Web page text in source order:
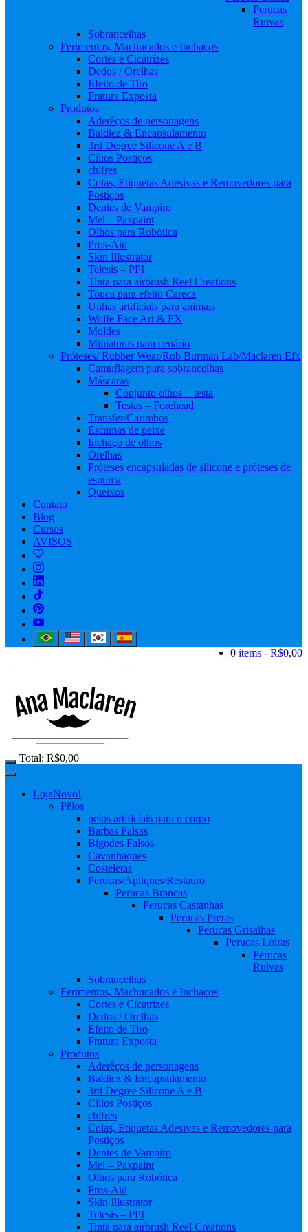
Perucas
Ruivas
Sobrancelhas
Ferimentos, Machucados e Inchaços
Cortes e Cicatrizes
Dedos / Orelhas
Efeito de Tiro
Fratura Exposta
Produtos
Aderêços de personagens
Baldiez & Encapsulamento
3rd Degree Silicone A e B
Cílios Postiços
chifres
Colas, Etiquetas Adesivas e Removedores para
Postiços
Dentes de Vampiro
Mel – Paxpaint
Olhos para Robótica
Pros-Aid
Skin Illustrator
Telesis – PPI
Tinta para airbrush Reel Creations
Touca para efeito Careca
Unhas artificiais para animais
Wolfe Face Art & FX
Moldes
Miniaturas para cenário
Próteses/ Rubber Wear/Rob Burman Lab/Maclaren Efx
Camuflagem para sobrancelhas
Máscaras
Conjunto olhos + testa
Testas – Forehead
Transfer/Carimbos
Escamas de peixe
Inchaço de olhos
Orelhas
Próteses encapsuladas de silicone e próteses de
espuma
Queixos
Contato
Blog
Cursos
AVISOS
0 items R$0,00
Total: R$0,00
LojaNovo!
Pêlos
pelos artificiais para o corpo
Barbas Falsas
Bigodes Falsos
Cavanhaques
Costeletas
Perucas/Apliques/Restauro
Perucas Brancas
Perucas Castanhas
Perucas Pretas
Perucas Grisalhas
Perucas Loiras
Perucas
Ruivas
Sobrancelhas
Ferimentos, Machucados e Inchaços
Cortes e Cicatrizes
Dedos / Orelhas
Efeito de Tiro
Fratura Exposta
Produtos
Aderêços de personagens
Baldiez & Encapsulamento
3rd Degree Silicone A e B
Cílios Postiços
chifres
Colas, Etiquetas Adesivas e Removedores para
Postiços
Dentes de Vampiro
Mel – Paxpaint
Olhos para Robótica
Pros-Aid
Skin Illustrator
Telesis – PPI
Tinta para airbrush Reel Creations